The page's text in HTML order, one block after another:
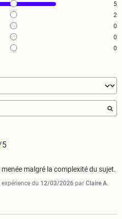
5
2
0
0
0
5
malgré la complexité du sujet.
du 12/03/2026 par Claire A.